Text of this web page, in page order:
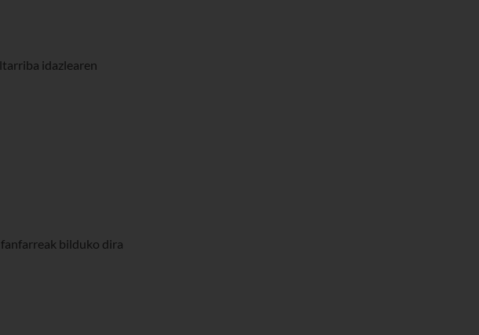
idazlearen
bilduko dira